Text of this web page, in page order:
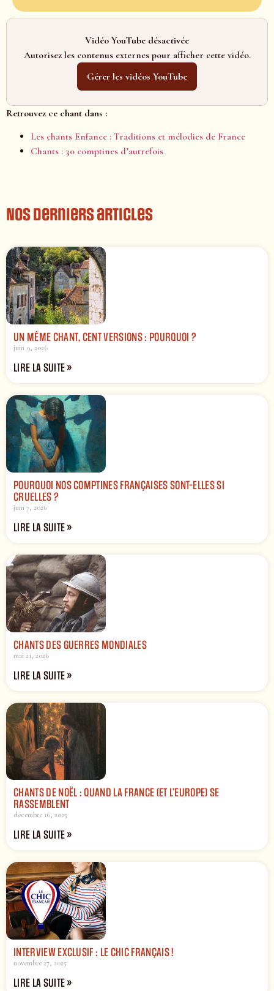
Vidéo YouTube désactivée
Autorisez les contenus externes pour afficher cette vidéo.
Gérer les vidéos YouTube
Retrouvez ce chant dans :
Les chants Enfance : Traditions et mélodies de France
Chants : 30 comptines d’autrefois
Nos derniers articles
UN MÊME CHANT, CENT VERSIONS : POURQUOI ?
juin 9, 2026
LIRE LA SUITE »
POURQUOI NOS COMPTINES FRANÇAISES SONT-ELLES SI
CRUELLES ?
juin 7, 2026
LIRE LA SUITE »
CHANTS DES GUERRES MONDIALES
mai 21, 2026
LIRE LA SUITE »
CHANTS DE NOËL : QUAND LA FRANCE (ET L’EUROPE) SE
RASSEMBLENT
décembre 16, 2025
LIRE LA SUITE »
INTERVIEW EXCLUSIF : LE CHIC FRANÇAIS !
novembre 27, 2025
LIRE LA SUITE »